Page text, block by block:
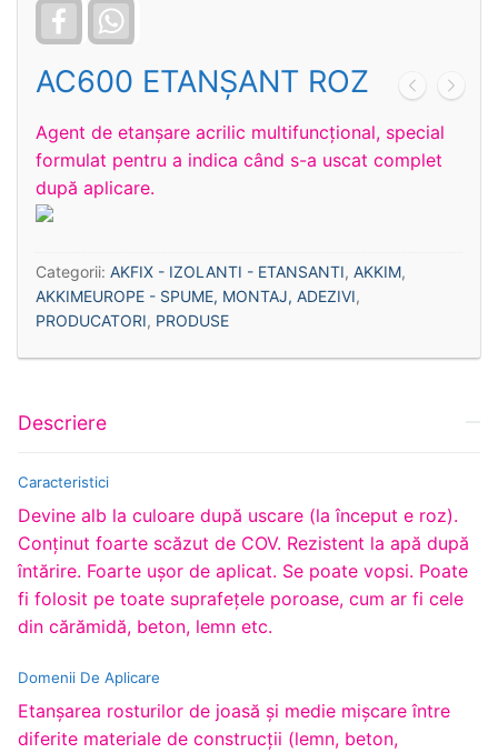
Facebook
AC600 ETANȘANT ROZ
Agent de etanşare acrilic multifuncţional, special
formulat pentru a indica când s-a uscat complet
după aplicare.
Categorii: AKFIX - IZOLANTI - ETANSANTI, AKKIM,
AKKIMEUROPE - SPUME, MONTAJ, ADEZIVI,
PRODUCATORI, PRODUSE
Descriere
Caracteristici
Devine alb la culoare după uscare (la început e roz).
Conţinut foarte scăzut de COV. Rezistent la apă după
întărire. Foarte uşor de aplicat. Se poate vopsi. Poate
fi folosit pe toate suprafeţele poroase, cum ar fi cele
din cărămidă, beton, lemn etc.
Domenii De Aplicare
Etanşarea rosturilor de joasă şi medie mişcare între
diferite materiale de construcţii (lemn, beton,